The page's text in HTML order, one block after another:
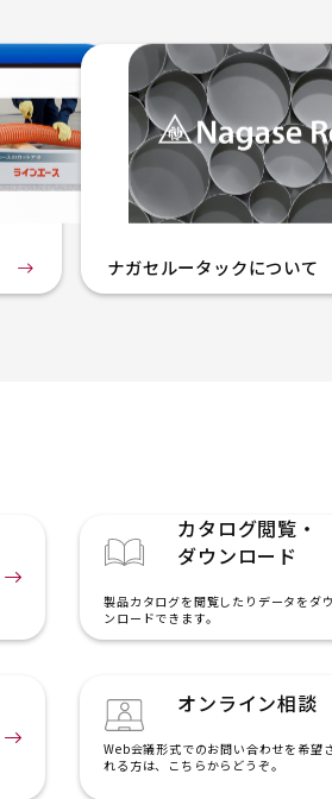
ナガセルータックについて
カタログ閲覧・
ダウンロード
製品カタログを閲覧したりデータをダウ
ンロードできます。
オンライン相談
Web会議形式でのお問い合わせを希望
れる方は、こちらからどうぞ。